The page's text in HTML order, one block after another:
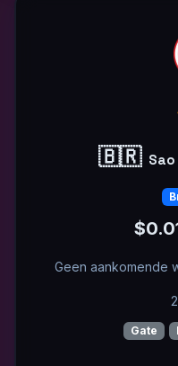
🇧🇷 Sao
Geen aankomende
Gate